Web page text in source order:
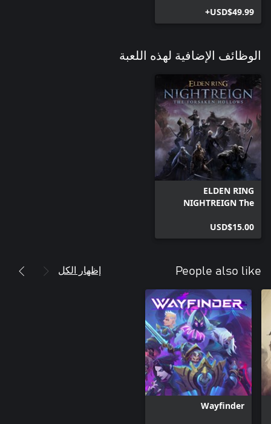
USD$49.99+
الوظائف الإضافية لهذه اللعبة
ELDEN RING
NIGHTREIGN The
USD$15.00
People also like إظهار الكل
Wayfinder